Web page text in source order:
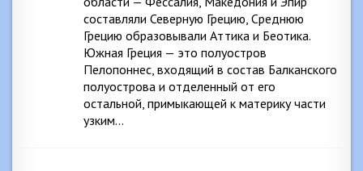
составляли Северную Грецию, Среднюю
Грецию образовывали Аттика и Беотика.
Южная Греция — это полуостров
Пелопоннес, входящий в состав Балканского
полуострова и отделенный от его
остальной, примыкающей к материку части
узким…